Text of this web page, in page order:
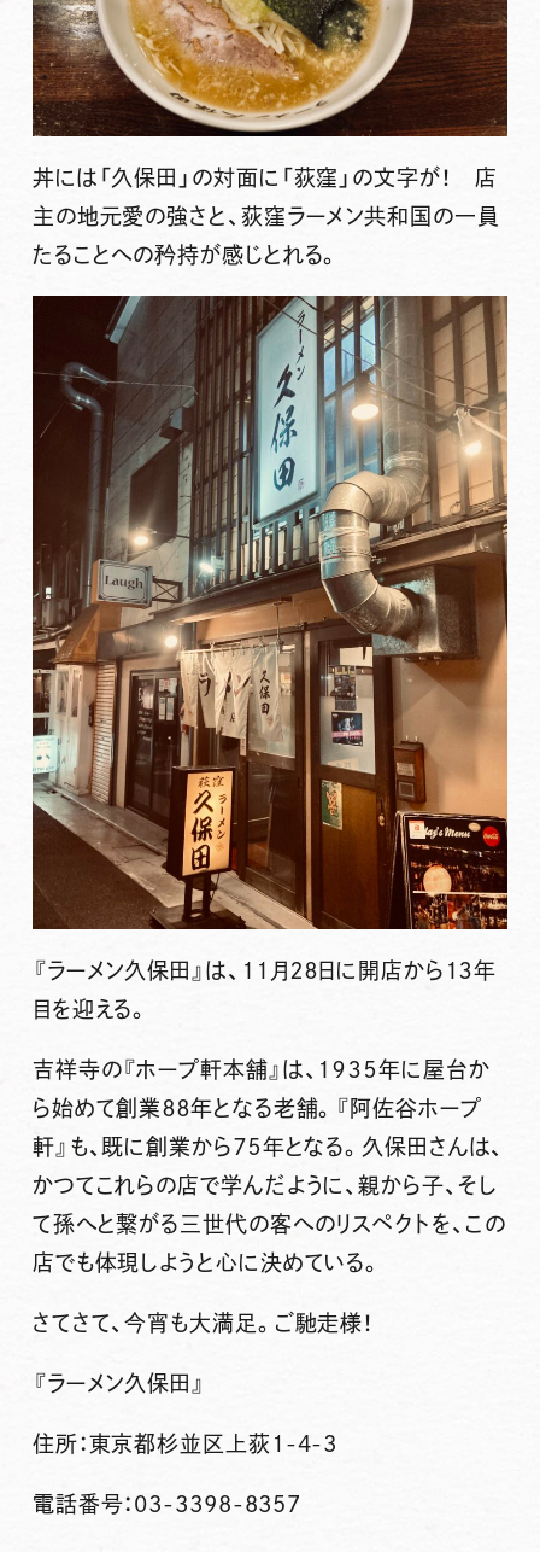
丼には「久保田」の対面に「荻窪」の文字が！ 店
主の地元愛の強さと、荻窪ラーメン共和国の一員
たることへの矜持が感じとれる。
『ラーメン久保田』は、１１月２８日に開店から１３年
目を迎える。
吉祥寺の『ホープ軒本舗』は、１９３５年に屋台か
ら始めて創業８８年となる老舗。『阿佐谷ホープ
軒』も、既に創業から７５年となる。久保田さんは、
かつてこれらの店で学んだように、親から子、そし
て孫へと繋がる三世代の客へのリスペクトを、この
店でも体現しようと心に決めている。
さてさて、今宵も大満足。ご馳走様！
『ラーメン久保田』
住所：東京都杉並区上荻1-4-3
電話番号： 03-3398-8357